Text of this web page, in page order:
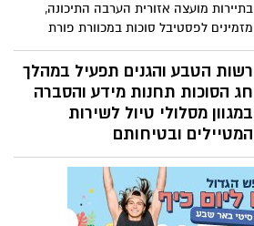
בתיירות מועצה אזורית הערבה התיכונה,
מזמינים לפסטיבל סוכות במכוורת פורת
במושב עין יהב, במסגרת הפסטיבל יתקיימו
הופעות חיות בגן הפסלים רחב הידיים של
צ'צ'ה פורת, תחת כיפת השמיים, לצד
'פיצה-בר' מהטאבון, יריד אוכל ובירה 'שישוק'
בימי שישי, ערב מוסיקה מונגש ללקויי שמיעה,
ערב סרט לילדים ועוד-
רשות הטבע והגנים תפעיל במהלך
חג הסוכות תחנות מידע והסברה
במגוון מסלולי טיול לשירות
המטיילים ובטיחותם
תחנות המידע וההסברה של רשות הטבע
והגנים יפעלו בכל חלקי הארץ בין התאריכים
20.9 – 6.10 בכניסה למגוון מסלולי טיול
בשמורות הטבע והגנים הלאומיים שלא